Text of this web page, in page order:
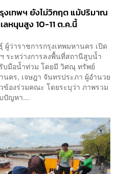
เทพฯ ยังไม่วิกฤต แม้ปริมาณ
ลหนุนสูง 10-11 ต.ค.นี้
ว่าราชการกรุงเทพมหานคร เปิด
ระหว่างการลงพื้นที่สถานีสูบน้ำ
บมือน้ำท่วม โดยมี วิศณุ ทรัพย์
นคร, เจษฎา จันทรประภา ผู้อำนวย
ข้องร่วมคณะ โดยระบุว่า ภาพรวม
ปัญหา...